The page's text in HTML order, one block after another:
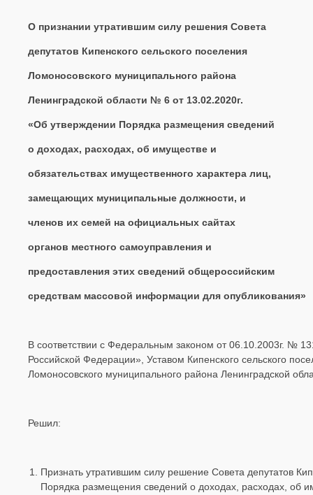
О признании утратившим силу решения Совета
депутатов Кипенского сельского поселения
Ломоносовского муниципального района
Ленинградской области № 6 от 13.02.2020г.
«Об утверждении Порядка размещения сведений
о доходах, расходах, об имуществе и
обязательствах имущественного характера лиц,
замещающих муниципальные должности, и
членов их семей на официальных сайтах
органов местного самоуправления и
предоставления этих сведений общероссийским
средствам массовой информации для опубликования»
В соответствии с Федеральным законом от 06.10.2003г. №
Российской Федерации», Уставом Кипенского сельского
Ломоносовского муниципального района Ленинградской
Решил:
Признать утратившим силу решение Совета депутатов
Порядка размещения сведений о доходах, расходах, об